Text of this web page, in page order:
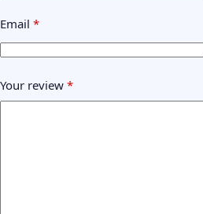
Email *
Your review *